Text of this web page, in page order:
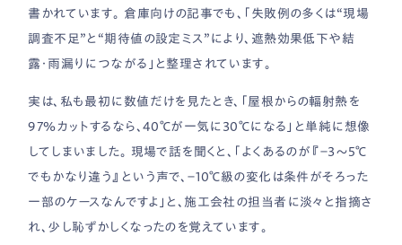
書かれています。 倉庫向けの記事でも、「失敗例の多くは“現場
調査不足”と“期待値の設定ミス”により、遮熱効果低下や結
露・雨漏りにつながる」と整理されています。
実は、私も最初に数値だけを見たとき、「屋根からの輻射熱を
97％カットするなら、40℃が一気に30℃になる」と単純に想像
してしまいました。 現場で話を聞くと、「よくあるのが『−3〜5℃
でもかなり違う』という声で、−10℃級の変化は条件がそろった
一部のケースなんですよ」と、施工会社の担当者に淡々と指摘さ
れ、少し恥ずかしくなったのを覚えています。